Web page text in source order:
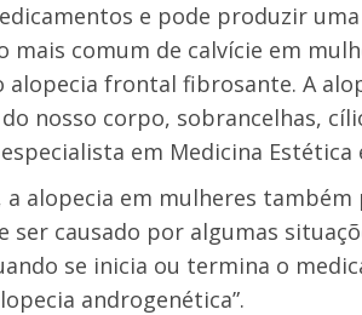
e pode produzir
mais comum de calvície em
alopecia frontal fibrosante. A
nosso corpo, sobrancelhas,
em Medicina
a alopecia em mulheres
ser causado por algumas
se inicia ou termina o
androgenética”.